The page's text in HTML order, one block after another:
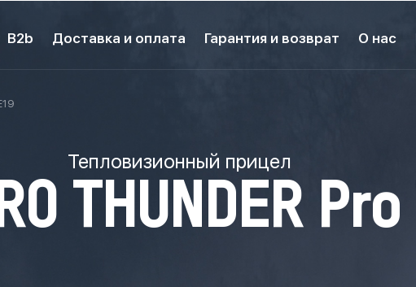
B2b Доставка и оплата Гарантия и возврат О нас
Тепловизионный прицел
THUNDER